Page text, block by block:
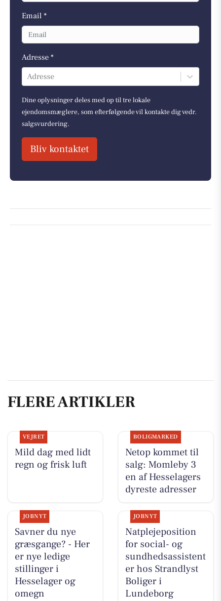
Email *
Adresse *
Adresse
Dine oplysninger deles med op til tre lokale
ejendomsmæglere, som efterfølgende vil kontakte dig vedr.
salgsvurdering.
Bliv kontaktet
FLERE ARTIKLER
VEJRET
Mild dag med lidt
regn og frisk luft
BOLIGMARKED
Netop kommet til
salg: Momleby 3
en af Hesselagers
dyreste adresser
JOBNYT
Savner du nye
græsgange? - Her
er nye ledige
stillinger i
Hesselager og
omegn
JOBNYT
Natplejeposition
for social- og
sundhedsassistent
er hos Strandlyst
Boliger i
Lundeborg